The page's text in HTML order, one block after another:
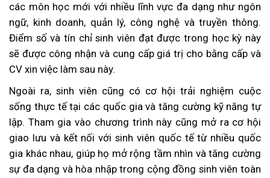
các môn học mới với nhiều lĩnh vực đa dạng như ngôn
ngữ, kinh doanh, quản lý, công nghệ và truyền thông.
Điểm số và tín chỉ sinh viên đạt được trong học kỳ này
sẽ được công nhận và cung cấp giá trị cho bằng cấp và
CV xin việc làm sau này.
Ngoài ra, sinh viên cũng có cơ hội trải nghiệm cuộc
sống thực tế tại các quốc gia và tăng cường kỹ năng tự
lập. Tham gia vào chương trình này cũng mở ra cơ hội
giao lưu và kết nối với sinh viên quốc tế từ nhiều quốc
gia khác nhau, giúp họ mở rộng tầm nhìn và tăng cường
sự đa dạng và hòa nhập trong cộng đồng sinh viên toàn